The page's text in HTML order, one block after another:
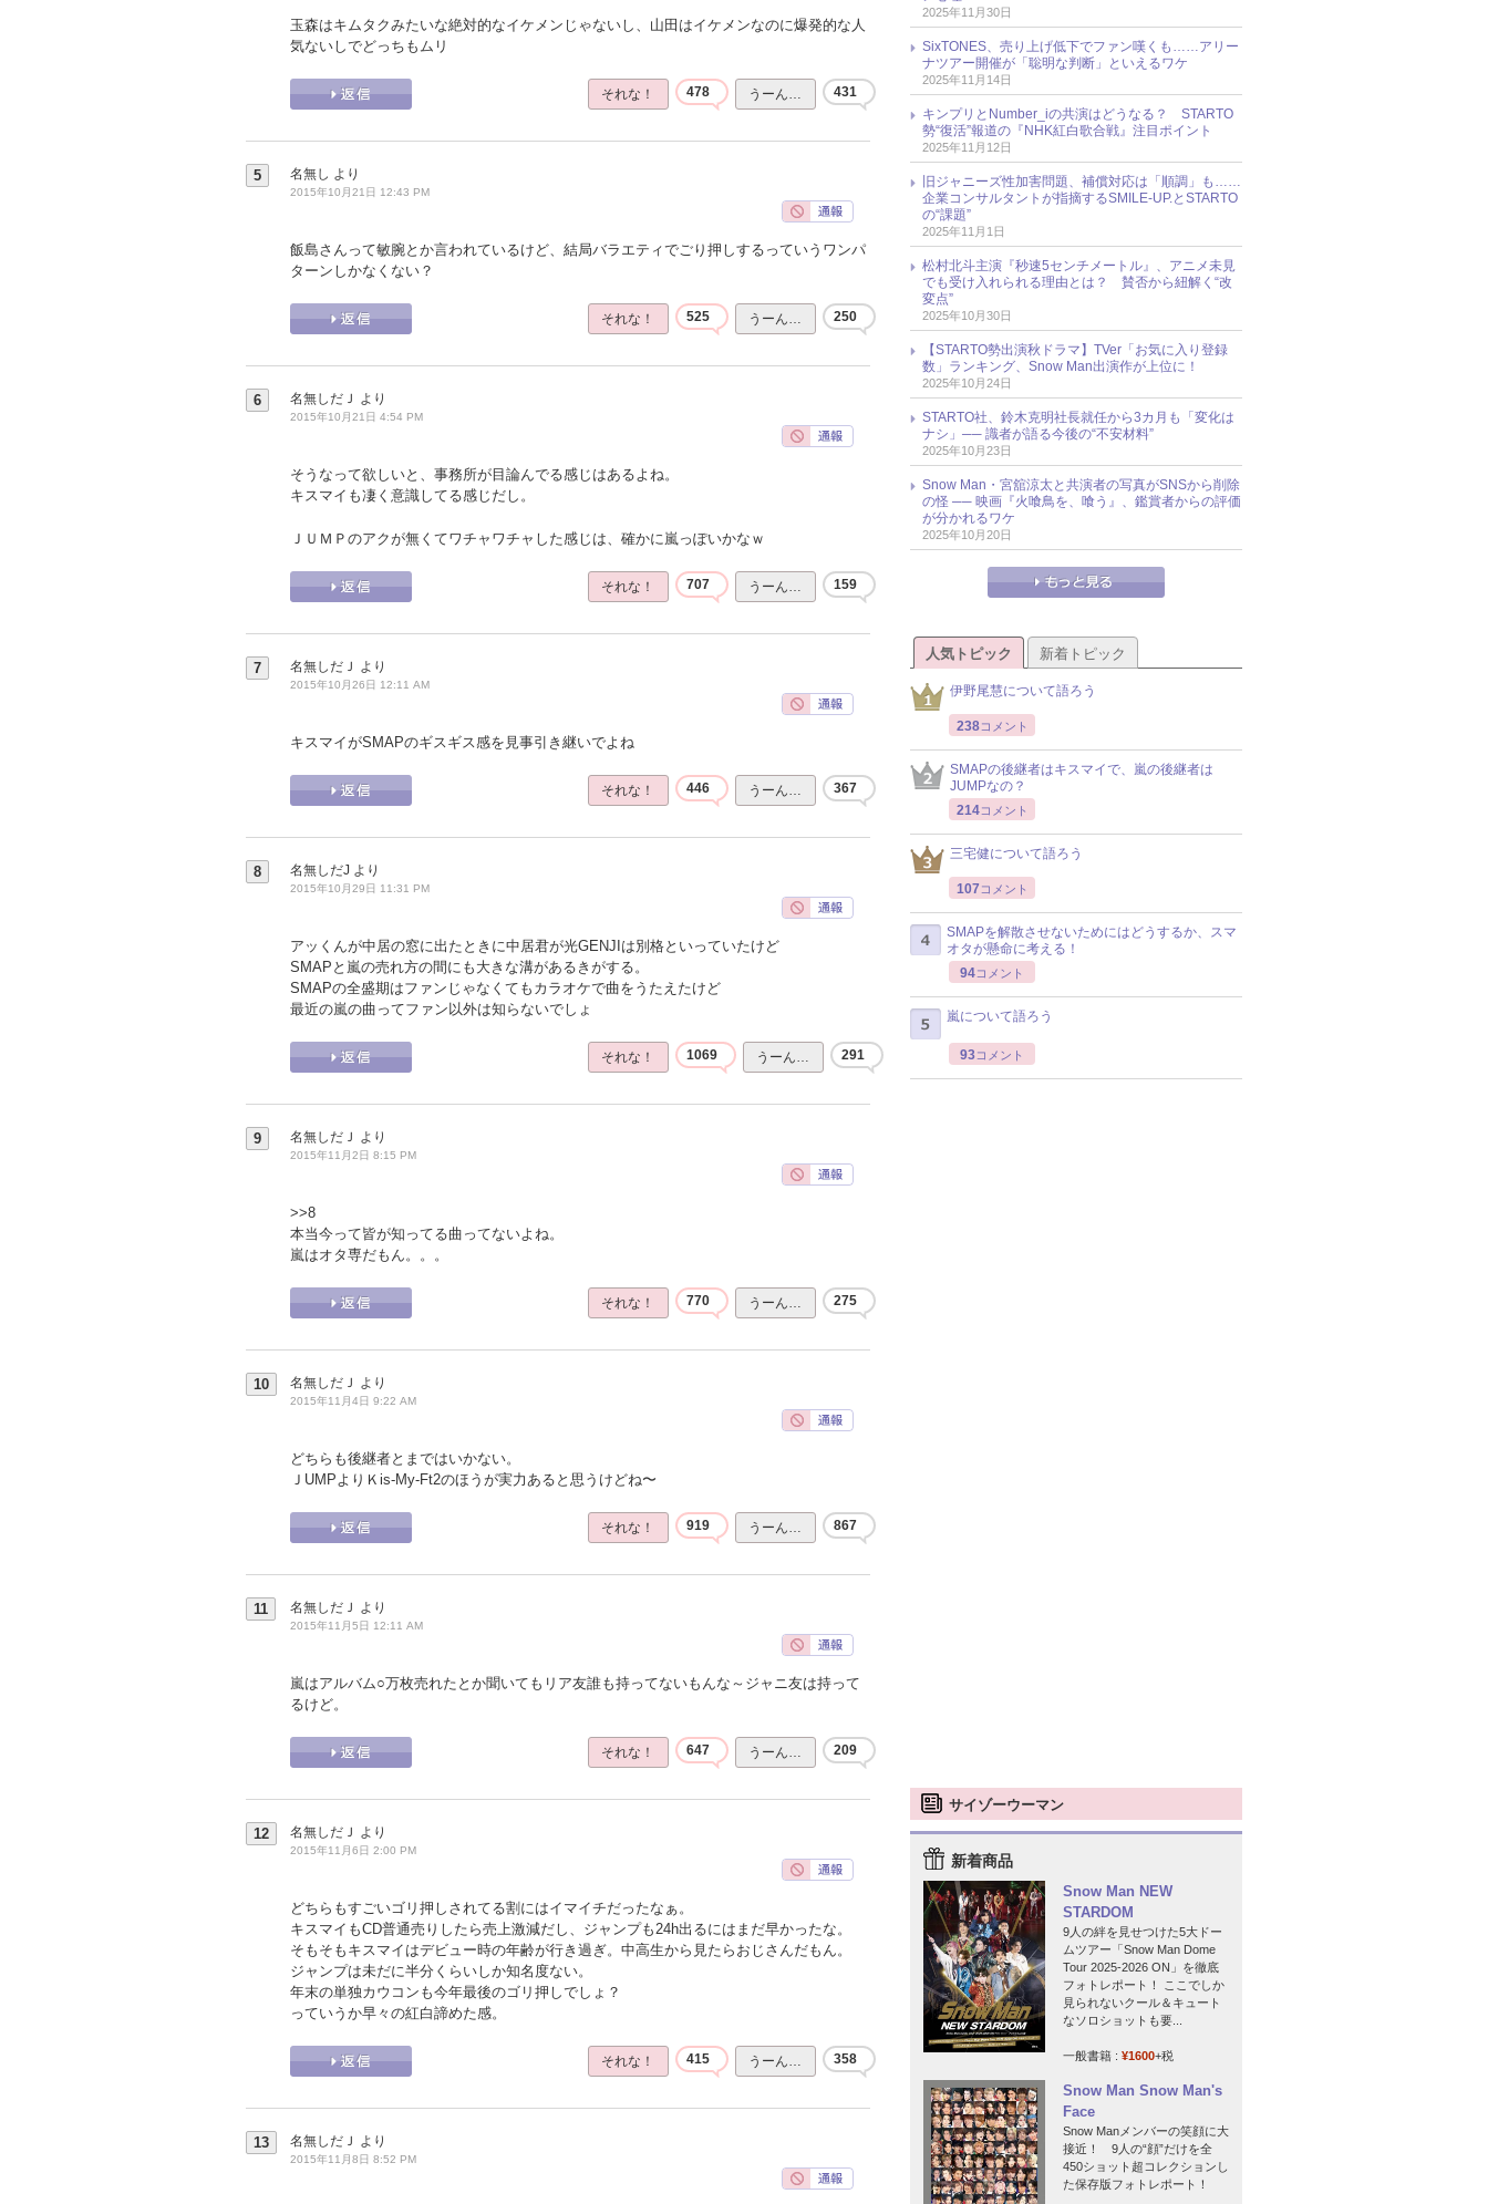
玉森はキムタクみたいな絶対的なイケメンじゃないし、山田はイケメンなのに爆発的な人
気ないしでどっちもムリ
それな！ 478 うーん… 431
5 名無し より
2015年10月21日 12:43 PM
飯島さんって敏腕とか言われているけど、結局バラエティでごり押しするっていうワンパ
ターンしかなくない？
それな！ 525 うーん… 250
6 名無しだＪ より
2015年10月21日 4:54 PM
そうなって欲しいと、事務所が目論んでる感じはあるよね。
キスマイも凄く意識してる感じだし。
ＪＵＭＰのアクが無くてワチャワチャした感じは、確かに嵐っぽいかなｗ
それな！ 707 うーん… 159
7 名無しだＪ より
2015年10月26日 12:11 AM
キスマイがSMAPのギスギス感を見事引き継いでよね
それな！ 446 うーん… 367
8 名無しだJ より
2015年10月29日 11:31 PM
アッくんが中居の窓に出たときに中居君が光GENJIは別格といっていたけど
SMAPと嵐の売れ方の間にも大きな溝があるきがする。
SMAPの全盛期はファンじゃなくてもカラオケで曲をうたえたけど
最近の嵐の曲ってファン以外は知らないでしょ
それな！ 1069 うーん… 291
9 名無しだＪ より
2015年11月2日 8:15 PM
>>8
本当今って皆が知ってる曲ってないよね。
嵐はオタ専だもん。。。
それな！ 770 うーん… 275
10 名無しだＪ より
2015年11月4日 9:22 AM
どちらも後継者とまではいかない。
ＪUMPよりＫis-My-Ft2のほうが実力あると思うけどね〜
それな！ 919 うーん… 867
11 名無しだＪ より
2015年11月5日 12:11 AM
嵐はアルバム○万枚売れたとか聞いてもリア友誰も持ってないもんな～ジャニ友は持って
るけど。
それな！ 647 うーん… 209
12 名無しだＪ より
2015年11月6日 2:00 PM
どちらもすごいゴリ押しされてる割にはイマイチだったなぁ。
キスマイもCD普通売りしたら売上激減だし、ジャンプも24h出るにはまだ早かったな。
そもそもキスマイはデビュー時の年齢が行き過ぎ。中高生から見たらおじさんだもん。
ジャンプは未だに半分くらいしか知名度ない。
年末の単独カウコンも今年最後のゴリ押しでしょ？
っていうか早々の紅白諦めた感。
それな！ 415 うーん… 358
13 名無しだＪ より
2015年11月8日 8:52 PM
2025年11月30日
SixTONES、売り上げ低下でファン嘆くも……アリー
ナツアー開催が「聡明な判断」といえるワケ
2025年11月14日
キンプリとNumber_iの共演はどうなる？ STARTO
勢“復活”報道の『NHK紅白歌合戦』注目ポイント
2025年11月12日
旧ジャニーズ性加害問題、補償対応は「順調」も……
企業コンサルタントが指摘するSMILE-UP.とSTARTO
の“課題”
2025年11月1日
松村北斗主演『秒速5センチメートル』、アニメ未見
でも受け入れられる理由とは？ 賛否から紐解く“改
変点”
2025年10月30日
【STARTO勢出演秋ドラマ】TVer「お気に入り登録
数」ランキング、Snow Man出演作が上位に！
2025年10月24日
STARTO社、鈴木克明社長就任から3カ月も「変化は
ナシ」── 識者が語る今後の“不安材料”
2025年10月23日
Snow Man・宮舘涼太と共演者の写真がSNSから削除
の怪 ── 映画『火喰鳥を、喰う』、鑑賞者からの評価
が分かれるワケ
2025年10月20日
人気トピック 新着トピック
伊野尾慧について語ろう
238コメント
SMAPの後継者はキスマイで、嵐の後継者は
JUMPなの？
214コメント
三宅健について語ろう
107 コメント
SMAPを解散させないためにはどうするか、スマ
オタが懸命に考える！
94コメント
嵐について語ろう
93コメント
サイゾーウーマン
新着商品
Snow Man NEW
STARDOM
9人の絆を見せつけた5大ドー
ムツアー「Snow Man Dome
Tour 2025-2026 ON」を徹底
フォトレポート！ ここでしか
見られないクール＆キュート
なソロショットも要...
一般書籍 : ¥1600+税
Snow Man Snow Man's
Face
Snow Manメンバーの笑顔に大
接近！ 9人の“顔”だけを全
450ショット超コレクションし
た保存版フォトレポート！